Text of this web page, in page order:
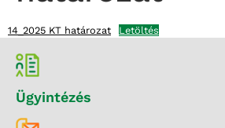
14_2025 KT határozat Letöltés
Ügyintézés